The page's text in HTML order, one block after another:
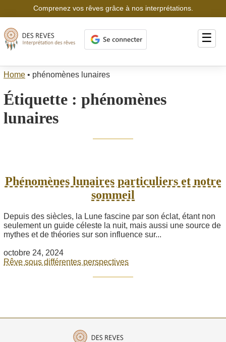
Comprenez vos rêves grâce à nos interprétations.
☰
Home • phénomènes lunaires
Étiquette : phénomènes
lunaires
Phénomènes lunaires particuliers et notre
sommeil
Depuis des siècles, la Lune fascine par son éclat, étant non
seulement un guide céleste la nuit, mais aussi une source de
mythes et de théories sur son influence sur...
octobre 24, 2024
Rêve sous différentes perspectives